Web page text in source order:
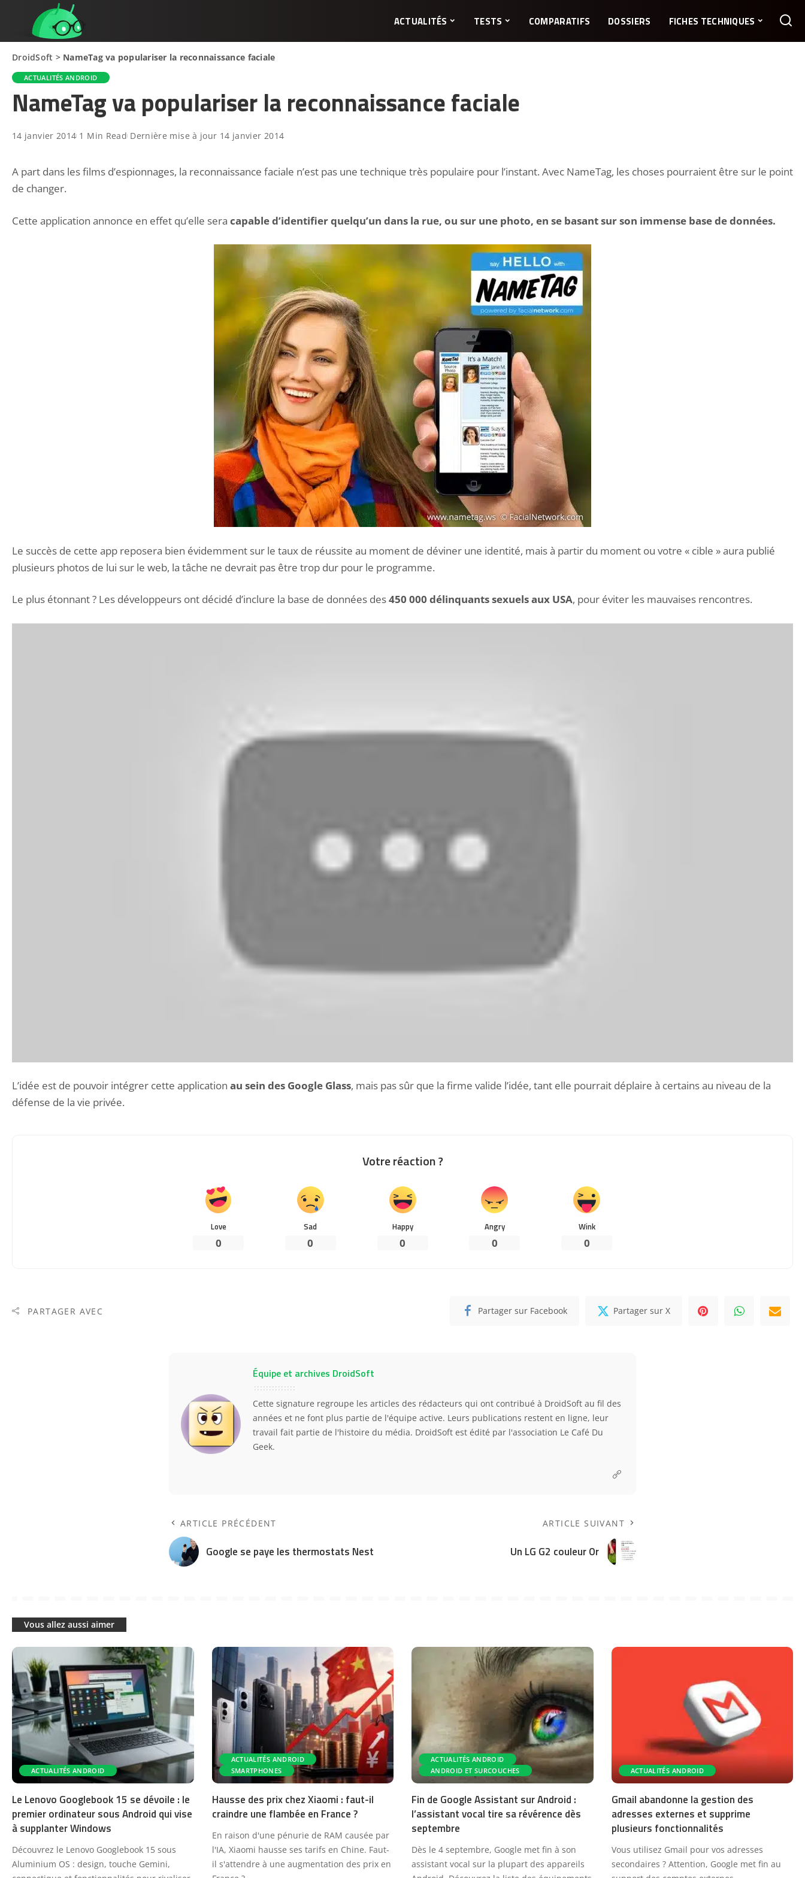
ACTUALITÉS TESTS COMPARATIFS DOSSIERS FICHES TECHNIQUES
DroidSoft > NameTag va populariser la reconnaissance faciale
ACTUALITÉS ANDROID
NameTag va populariser la reconnaissance faciale
14 janvier 2014 1 Min Read Dernière mise à jour 14 janvier 2014
A part dans les films d’espionnages, la reconnaissance faciale n’est pas une technique très populaire pour l’instant. Avec NameTag, les choses pourraient être sur le point
de changer.
Cette application annonce en effet qu’elle sera capable d’identifier quelqu’un dans la rue, ou sur une photo, en se basant sur son immense base de données.
Le succès de cette app reposera bien évidemment sur le taux de réussite au moment de déviner une identité, mais à partir du moment ou votre « cible » aura publié
plusieurs photos de lui sur le web, la tâche ne devrait pas être trop dur pour le programme.
Le plus étonnant ? Les développeurs ont décidé d’inclure la base de données des450 000 délinquants sexuels aux USA, pour éviter les mauvaises rencontres.
L’idée est de pouvoir intégrer cette application au sein des Google Glass, mais pas sûr que la firme valide l’idée, tant elle pourrait déplaire à certains au niveau de la
défense de la vie privée.
Votre réaction ?
Love
0
Sad
0
Happy
0
Angry
0
Wink
0
PARTAGER AVEC Partager sur Facebook Partager sur X
Équipe et archives DroidSoft
Cette signature regroupe les articles des rédacteurs qui ont contribué à DroidSoft au fil des
années et ne font plus partie de l'équipe active. Leurs publications restent en ligne, leur
travail fait partie de l'histoire du média. DroidSoft est édité par l'association Le Café Du
Geek.
ARTICLE PRÉCÉDENT
Google se paye les thermostats Nest
ARTICLE SUIVANT
Un LG G2 couleur Or
Vous allez aussi aimer
ACTUALITÉS ANDROID
Le Lenovo Googlebook 15 se dévoile : le
premier ordinateur sous Android qui vise
à supplanter Windows
Découvrez le Lenovo Googlebook 15 sous
Aluminium OS : design, touche Gemini,
ACTUALITÉS ANDROID
SMARTPHONES
Hausse des prix chez Xiaomi : faut-il
craindre une flambée en France ?
En raison d'une pénurie de RAM causée par
l'IA, Xiaomi hausse ses tarifs en Chine. Faut-
il s'attendre à une augmentation des prix en
ACTUALITÉS ANDROID
ANDROID ET SURCOUCHES
Fin de Google Assistant sur Android :
l’assistant vocal tire sa révérence dès
septembre
Dès le 4 septembre, Google met fin à son
assistant vocal sur la plupart des appareils
ACTUALITÉS ANDROID
Gmail abandonne la gestion des
adresses externes et supprime
plusieurs fonctionnalités
Vous utilisez Gmail pour vos adresses
secondaires ? Attention, Google met fin au